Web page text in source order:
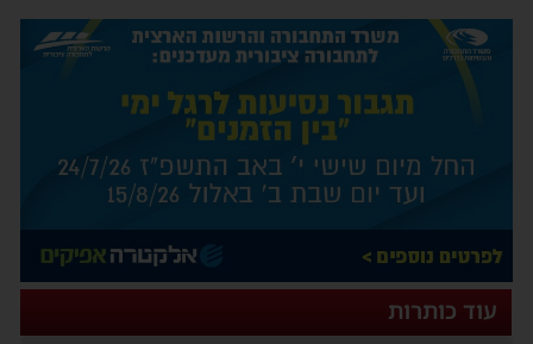
עוד כותרות